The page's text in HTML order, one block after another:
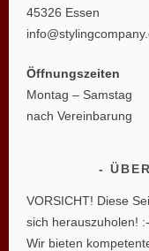
45326 Essen
Öffnungszeiten
Montag – Samstag
nach Vereinbarung
VORSICHT! Diese
sich herauszuholen!
Wir bieten